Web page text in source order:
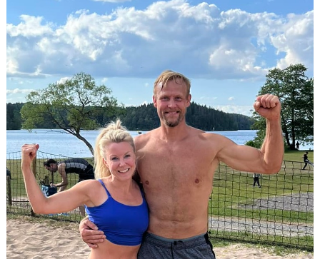
DOKUMENT & BLANKETTER
SPONSORER
BÖRJA SPELA, AVGIFTER, BLI MEDLEM